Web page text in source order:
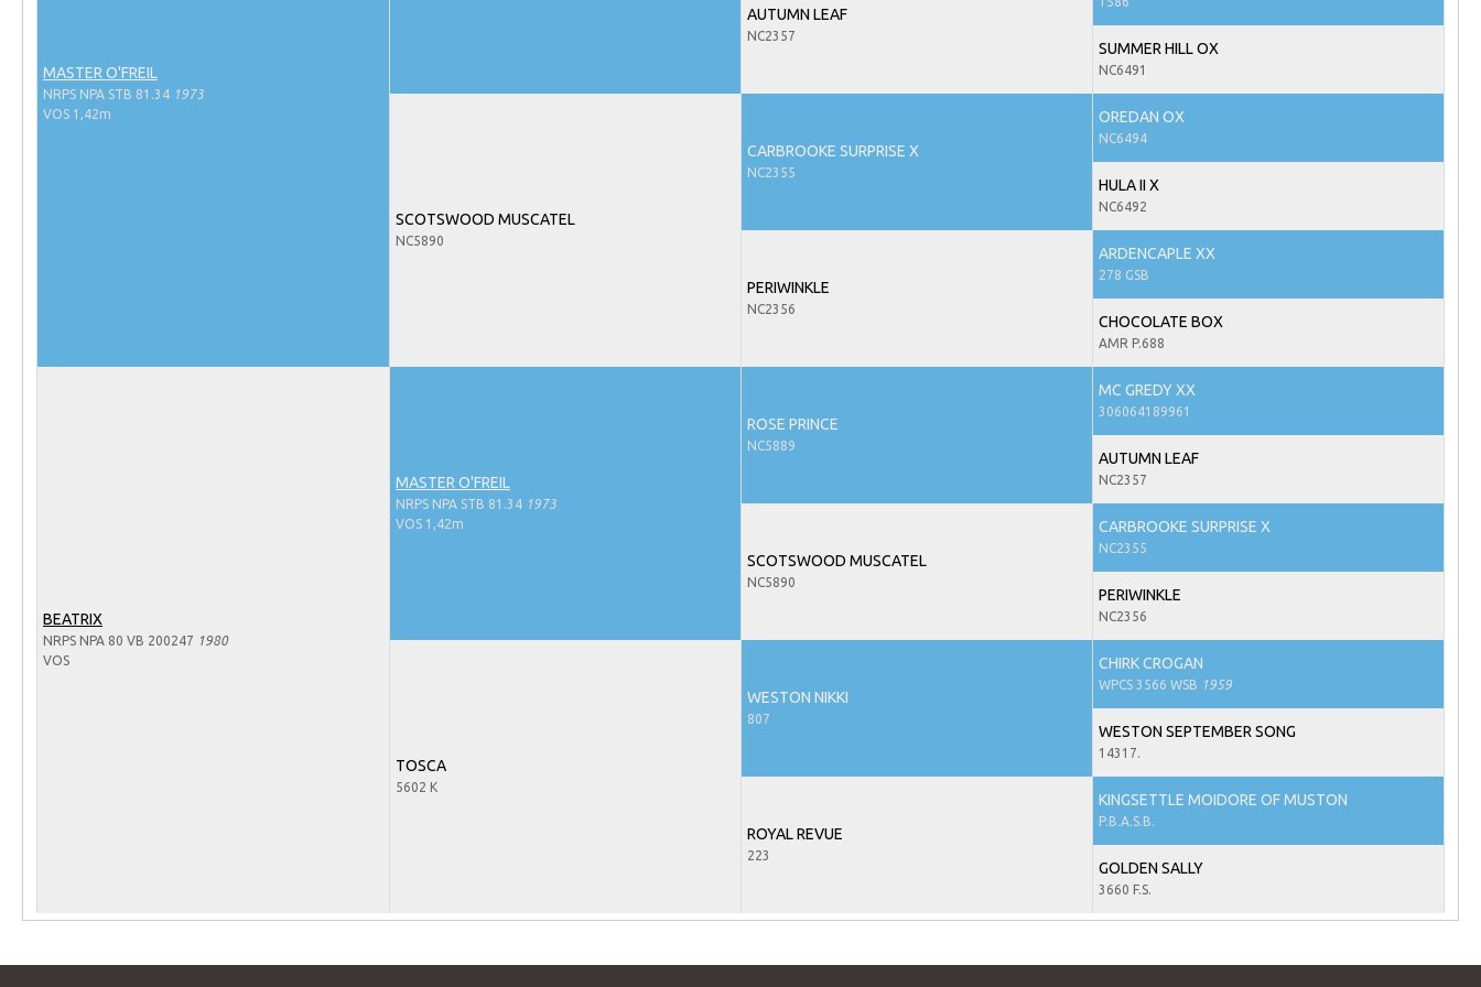
NRPS Keuringen
Zoek een NRPS paard
MASTER O'FREIL
NRPS NPA STB 81.34 1973
VOS 1,42m
AUTUMN LEAF
NC2357
SUMMER HILL OX
NC6491
SCOTSWOOD MUSCATEL
NC5890
CARBROOKE SURPRISE X
NC2355
OREDAN OX
NC6494
HULA II X
NC6492
PERIWINKLE
NC2356
ARDENCAPLE XX
278 GSB
CHOCOLATE BOX
AMR P.688
BEATRIX
NRPS NPA 80 VB 200247 1980
VOS
MASTER O'FREIL
NRPS NPA STB 81.34 1973
VOS 1,42m
ROSE PRINCE
NC5889
MC GREDY XX
306064189961
AUTUMN LEAF
NC2357
SCOTSWOOD MUSCATEL
NC5890
CARBROOKE SURPRISE X
NC2355
PERIWINKLE
NC2356
TOSCA
5602 K
WESTON NIKKI
807
CHIRK CROGAN
WPCS 3566 WSB 1959
WESTON SEPTEMBER SONG
14317.
ROYAL REVUE
223
KINGSETTLE MOIDORE OF MUSTON
P.B.A.S.B.
GOLDEN SALLY
3660 F.S.